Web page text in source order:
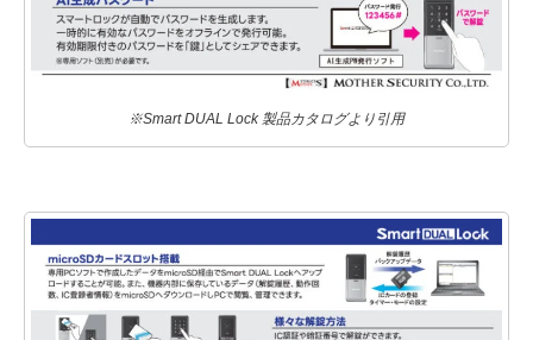
※Smart DUAL Lock 製品カタログより引用